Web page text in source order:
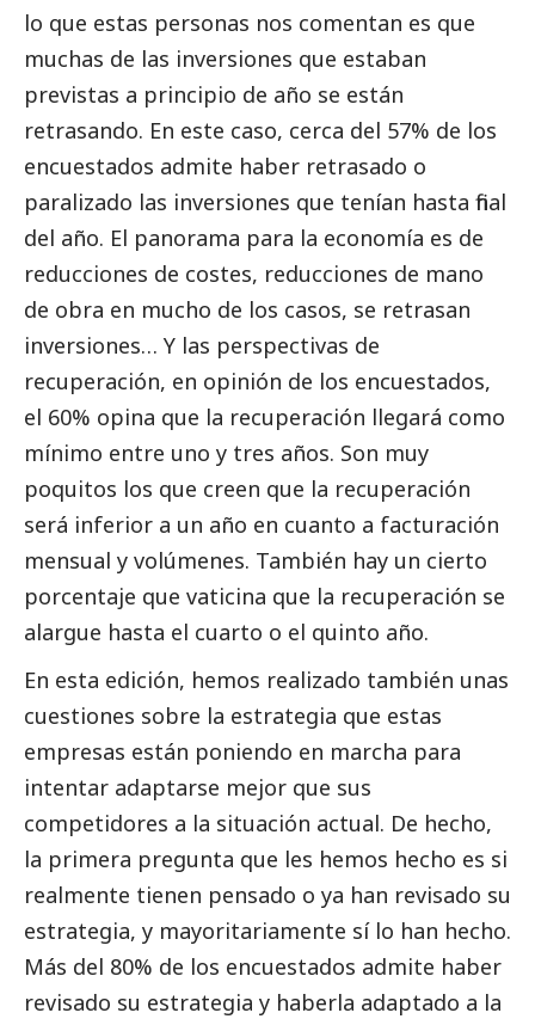
lo que estas personas nos comentan es que
muchas de las inversiones que estaban
previstas a principio de año se están
retrasando. En este caso, cerca del 57% de los
encuestados admite haber retrasado o
paralizado las inversiones que tenían hasta final
del año. El panorama para la economía es de
reducciones de costes, reducciones de mano
de obra en mucho de los casos, se retrasan
inversiones… Y las perspectivas de
recuperación, en opinión de los encuestados,
el 60% opina que la recuperación llegará como
mínimo entre uno y tres años. Son muy
poquitos los que creen que la recuperación
será inferior a un año en cuanto a facturación
mensual y volúmenes. También hay un cierto
porcentaje que vaticina que la recuperación se
alargue hasta el cuarto o el quinto año.
En esta edición, hemos realizado también unas
cuestiones sobre la estrategia que estas
empresas están poniendo en marcha para
intentar adaptarse mejor que sus
competidores a la situación actual. De hecho,
la primera pregunta que les hemos hecho es si
realmente tienen pensado o ya han revisado su
estrategia, y mayoritariamente sí lo han hecho.
Más del 80% de los encuestados admite haber
revisado su estrategia y haberla adaptado a la